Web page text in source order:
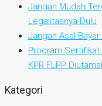
Jangan Mudah
Legalitasnya Dulu
Jangan Asal
Program Sertifikat
KPR FLPP
Kategori